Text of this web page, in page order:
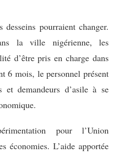
pourraient changer.
la ville nigérienne, les
d’être pris en charge dans
6 mois, le personnel présent
et demandeurs d’asile à se
pour l’Union
économies. L’aide apportée